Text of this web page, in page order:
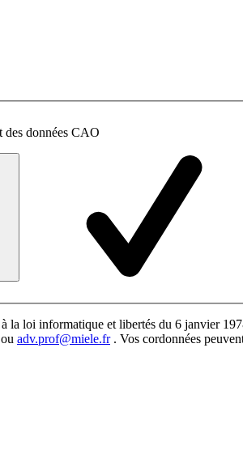
des données CAO
loi informatique et libertés du 6 janvier
adv.prof@miele.fr. Vos cordonnées